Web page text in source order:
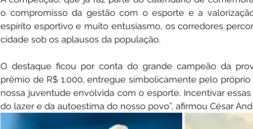
o compromisso da gestão com o esporte e a
espírito esportivo e muito entusiasmo, os corredores
cidade sob os aplausos da população.
O destaque ficou por conta do grande campeão da
prêmio de R$ 1.000, entregue simbolicamente pelo próprio
nossa juventude envolvida com o esporte. Incentivar
do lazer e da autoestima do nosso povo”, afirmou César